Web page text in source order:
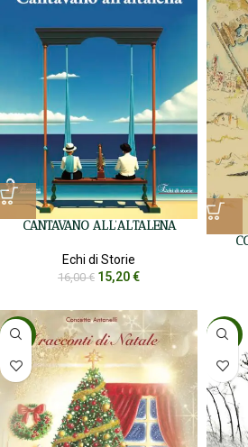
CANTAVANO ALL’ALTALENA
Echi di Storie
16,00€ 15,20€
-5% -5%